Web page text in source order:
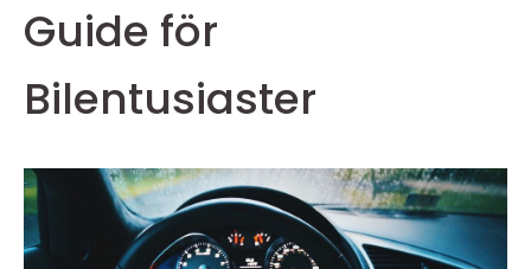
Guide för
Bilentusiaster